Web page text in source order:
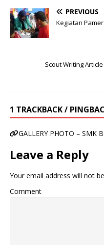
PREVIOUS
Kegiatan
Scout Writing
1 TRACKBACK /
GALLERY PHOTO – SMK
Leave a Reply
Your email address will not
Comment